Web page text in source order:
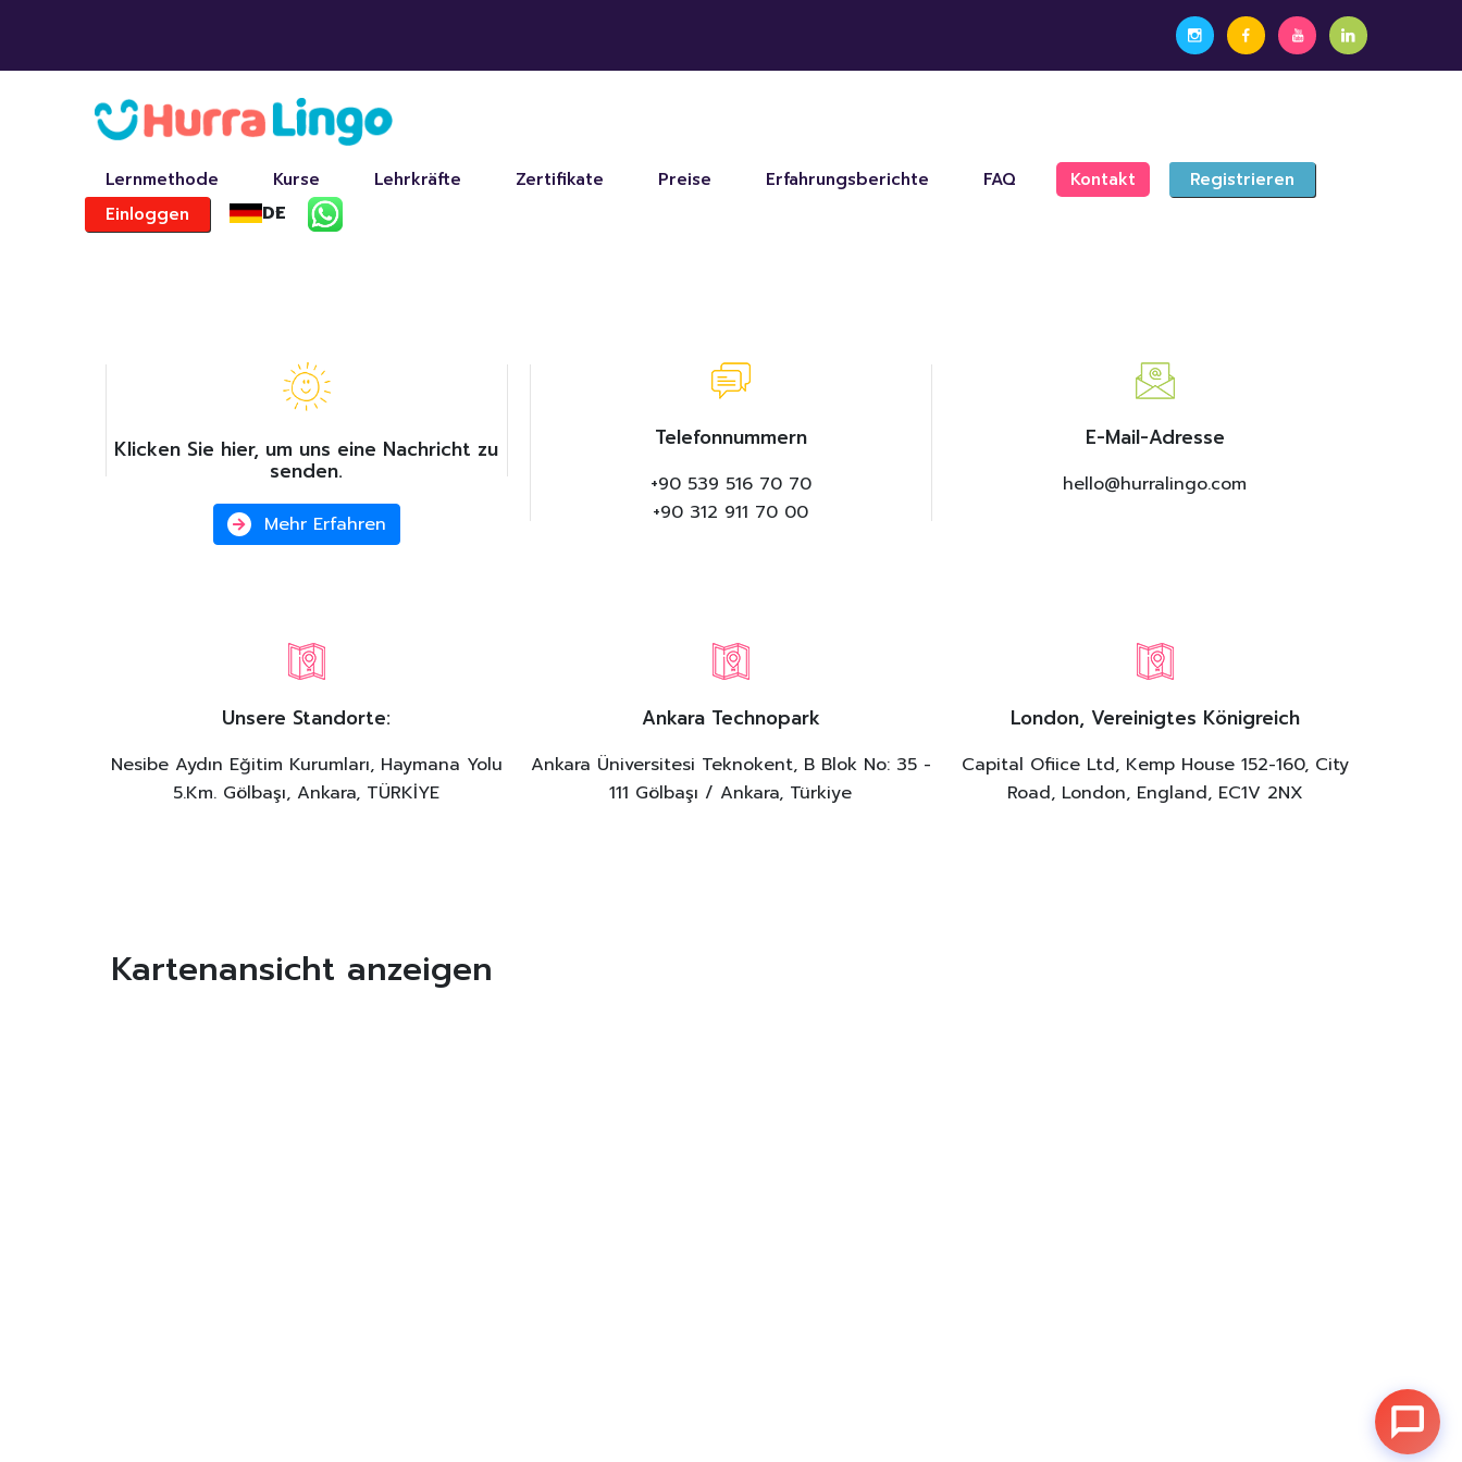
Lernmethode Kurse Lehrkräfte Zertifikate Preise Erfahrungsberichte FAQ Kontakt
Registrieren
Einloggen
DE .
Klicken Sie hier, um uns eine Nachricht zu
senden.
Mehr Erfahren
Telefonnummern
+90 539 516 70 70
+90 312 911 70 00
E-Mail-Adresse
hello@hurralingo.com
Unsere Standorte:
Nesibe Aydın Eğitim Kurumları, Haymana Yolu
5.Km. Gölbaşı, Ankara, TÜRKİYE
Ankara Technopark
Ankara Üniversitesi Teknokent, B Blok No: 35 -
111 Gölbaşı / Ankara, Türkiye
London, Vereinigtes Königreich
Capital Ofiice Ltd, Kemp House 152-160, City
Road, London, England, EC1V 2NX
Kartenansicht anzeigen